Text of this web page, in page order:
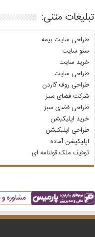
تبلیغات متنی:
طراحی سایت بیمه
سئو سایت
خرید سایت
طراحی سایت
طراحی روف گاردن
شرکت فضای سبز
طراحی فضای سبز
خرید اپلیکیشن
طراحی اپلیکیشن
اپلیکیشن آماده
توقیف ملک قولنامه‌ ای